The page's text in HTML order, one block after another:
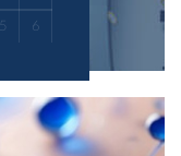
5 6